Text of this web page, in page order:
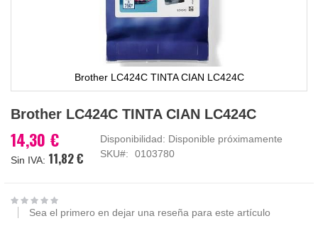
Brother LC424C TINTA CIAN LC424C
al
de
la
imágenes
Brother LC424C TINTA CIAN LC424C
14,30 €
11,82 €
Disponibilidad: Disponible próximamente
SKU
0103780
Sea el primero en dejar una reseña para este artículo